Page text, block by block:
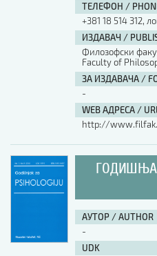
ТЕЛЕФОН /
+381 18 514 312,
ИЗДАВАЧ /
Филозофски
Faculty of
ЗА ИЗДАВАЧА /
-
WEB АДРЕСА /
http://
АУТОР / AUTHOR
-
UDK